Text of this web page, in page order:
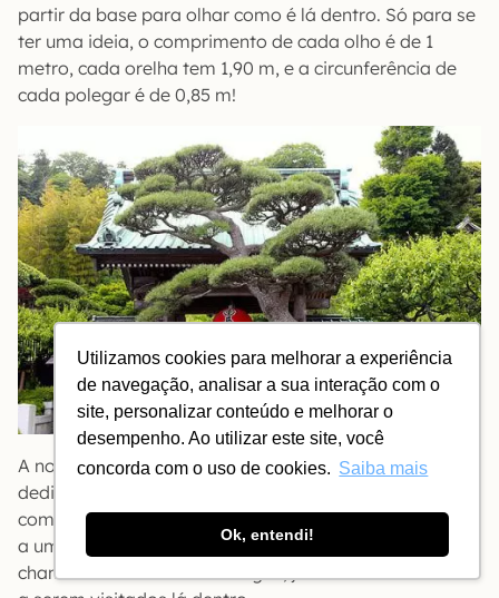
Utilizamos cookies para melhorar a experiência
de navegação, analisar a sua interação com o
site, personalizar conteúdo e melhorar o
desempenho. Ao utilizar este site, você
concorda com o uso de cookies. Saiba mais
Ok, entendi!
partir da base para olhar como é lá dentro. Só para se
ter uma ideia, o comprimento de cada olho é de 1
metro, cada orelha tem 1,90 m, e a circunferência de
cada polegar é de 0,85 m!
A nossa última parada foi no Templo Hasedera,
dedicado a Kannon, a deusa budista da misericórdia
com suas 11 cabeças. O portão principal fica em frente
a um pinheiro centenário com uma lanterna de papel
chamado de Sanmon. Há lagos, jardins e muitos locais